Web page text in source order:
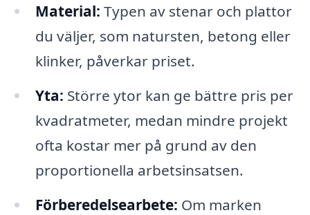
Material: Typen av stenar och plattor
du väljer, som natursten, betong eller
klinker, påverkar priset.
Yta: Större ytor kan ge bättre pris per
kvadratmeter, medan mindre projekt
ofta kostar mer på grund av den
proportionella arbetsinsatsen.
Förberedelsearbete: Om marken